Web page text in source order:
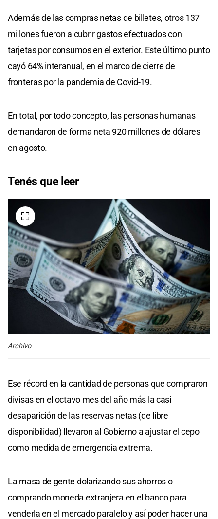
Además de las compras netas de billetes, otros 137
millones fueron a cubrir gastos efectuados con
tarjetas por consumos en el exterior. Este último punto
cayó 64% interanual, en el marco de cierre de
fronteras por la pandemia de Covid-19.
En total, por todo concepto, las personas humanas
demandaron de forma neta 920 millones de dólares
en agosto.
Tenés que leer
Archivo
Ese récord en la cantidad de personas que compraron
divisas en el octavo mes del año más la casi
desaparición de las reservas netas (de libre
disponibilidad) llevaron al Gobierno a ajustar el cepo
como medida de emergencia extrema.
La masa de gente dolarizando sus ahorros o
comprando moneda extranjera en el banco para
venderla en el mercado paralelo y así poder hacer una